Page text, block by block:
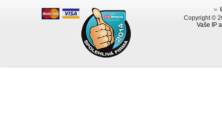
Copyright ©
Vaše IP